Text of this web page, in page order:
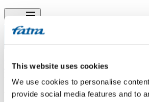
This website uses cookies
We use cookies to personalise
provide social media features and to
Poradna/
Nutnost použití separační